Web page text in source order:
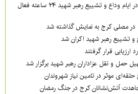
ناوگان حمل‌ونقل عمومی البرز در ایام وداع و تشییع رهبر شهید ۲۴ ساعته فعال
در مصلی کرج به نمایش گذاشته شد
تشییع رهبر شهید اکران شد
قرار گرفتند
و نقل عزاداران رهبر شهید برگزار شد
حلقه‌ای موثر در تامین نیاز شهروندان
آتش‌نشانان کرج در جنگ رمضان